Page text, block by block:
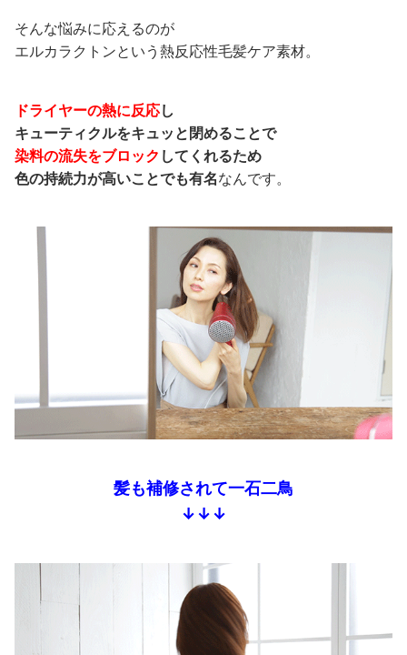
そんな悩みに応えるのが
エルカラクトンという熱反応性毛髪ケア素材。
ドライヤーの熱に反応し
キューティクルをキュッと閉めることで
染料の流失をブロック してくれるため
色の持続力が高いことでも有名なんです。
髪も補修されて一石二鳥
↓↓↓